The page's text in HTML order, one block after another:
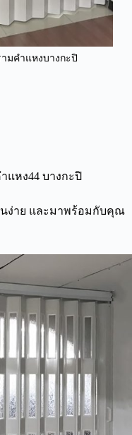
มคำแหงบางกะปิ
หง44 บางกะปิ
ง่าย และมาพร้อมกับคุณ